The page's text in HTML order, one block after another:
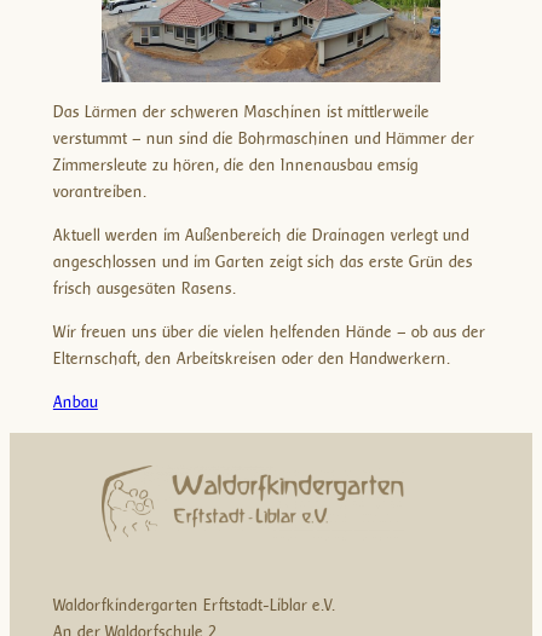
Das Lärmen der schweren Maschinen ist mittlerweile
verstummt – nun sind die Bohrmaschinen und Hämmer der
Zimmersleute zu hören, die den Innenausbau emsig
vorantreiben.
Aktuell werden im Außenbereich die Drainagen verlegt und
angeschlossen und im Garten zeigt sich das erste Grün des
frisch ausgesäten Rasens.
Wir freuen uns über die vielen helfenden Hände – ob aus der
Elternschaft, den Arbeitskreisen oder den Handwerkern.
Anbau
Waldorfkindergarten Erftstadt-Liblar e.V.
An der Waldorfschule 2